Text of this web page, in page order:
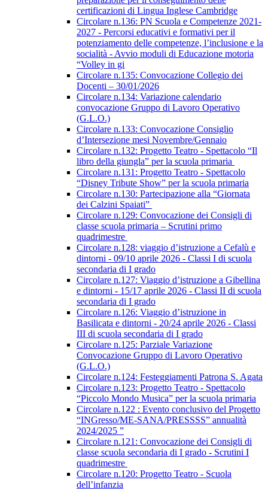
certificazioni di Lingua Inglese Cambridge
Circolare n.136: PN Scuola e Competenze 2021-
2027 - Percorsi educativi e formativi per il
potenziamento delle competenze, l’inclusione e la
socialità - Avvio moduli di Educazione motoria
“Volley in gi
Circolare n.135: Convocazione Collegio dei
Docenti – 30/01/2026
Circolare n.134: Variazione calendario
convocazione Gruppo di Lavoro Operativo
(G.L.O.)
Circolare n.133: Convocazione Consiglio
d’Intersezione mesi Novembre/Gennaio
Circolare n.132: Progetto Teatro - Spettacolo “Il
libro della giungla” per la scuola primaria
Circolare n.131: Progetto Teatro - Spettacolo
“Disney Tribute Show” per la scuola primaria
Circolare n.130: Partecipazione alla “Giornata
dei Calzini Spaiati”
Circolare n.129: Convocazione dei Consigli di
classe scuola primaria – Scrutini primo
quadrimestre
Circolare n.128: viaggio d’istruzione a Cefalù e
dintorni - 09/10 aprile 2026 - Classi I di scuola
secondaria di I grado
Circolare n.127: Viaggio d’istruzione a Gibellina
e dintorni - 15/17 aprile 2026 - Classi II di scuola
secondaria di I grado
Circolare n.126: Viaggio d’istruzione in
Basilicata e dintorni - 20/24 aprile 2026 - Classi
III di scuola secondaria di I grado
Circolare n.125: Parziale Variazione
Convocazione Gruppo di Lavoro Operativo
(G.L.O.)
Circolare n.124: Festeggiamenti Patrona S. Agata
Circolare n.123: Progetto Teatro - Spettacolo
“Piccolo Mondo Musica” per la scuola primaria
Circolare n.122 : Evento conclusivo del Progetto
“INGresso/ME-SANA/PRESSSS” annualità
2024/2025 ”
Circolare n.121: Convocazione dei Consigli di
classe scuola secondaria di I grado - Scrutini I
quadrimestre
Circolare n.120: Progetto Teatro - Scuola
dell’infanzia